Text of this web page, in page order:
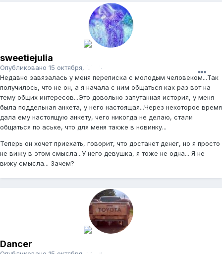
sweetiejulia
Опубликовано 15 октября, 2008
Недавно завязалась у меня переписка с молодым человеком...Так
получилось, что не он, а я начала с ним общаться как раз вот на
тему общих интересов...Это довольно запутанная история, у меня
была поддельная анкета, у него настоящая...Через некоторое время
дала ему настоящую анкету, чего никогда не делаю, стали
общаться по аське, что для меня также в новинку...
Теперь он хочет приехать, говорит, что достанет денег, но я просто
не вижу в этом смысла...У него девушка, я тоже не одна... Я не
вижу смысла... Зачем?
Dancer